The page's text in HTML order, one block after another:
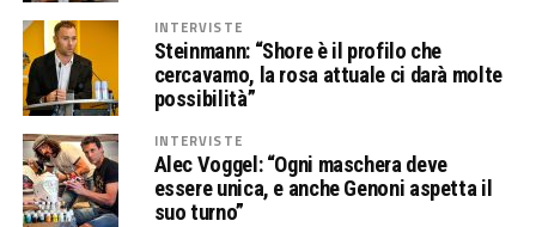
INTERVISTE
Steinmann: “Shore è il profilo che
cercavamo, la rosa attuale ci darà molte
possibilità”
INTERVISTE
Alec Voggel: “Ogni maschera deve
essere unica, e anche Genoni aspetta il
suo turno”